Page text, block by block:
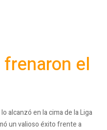
el
alcanzó en la cima de la Liga
un valioso éxito frente a